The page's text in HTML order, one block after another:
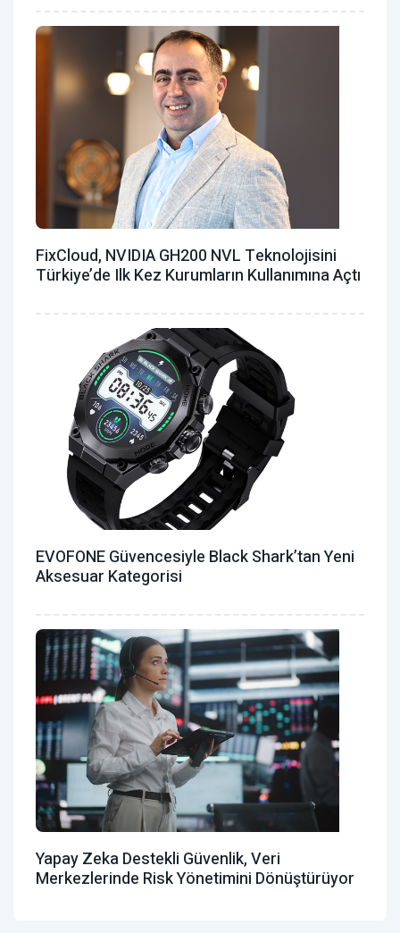
FixCloud, NVIDIA GH200 NVL Teknolojisini
Türkiye’de Ilk Kez Kurumların Kullanımına Açtı
EVOFONE Güvencesiyle Black Shark’tan Yeni
Aksesuar Kategorisi
Yapay Zeka Destekli Güvenlik, Veri
Merkezlerinde Risk Yönetimini Dönüştürüyor